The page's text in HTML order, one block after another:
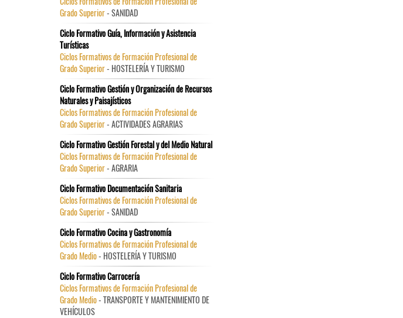
Grado Superior- SANIDAD
Ciclo Formativo Guía, Información y Asistencia
Turísticas
Ciclos Formativos de Formación Profesional de
Grado Superior- HOSTELERÍA Y TURISMO
Ciclo Formativo Gestión y Organización de Recursos
Naturales y Paisajísticos
Ciclos Formativos de Formación Profesional de
Grado Superior- ACTIVIDADES AGRARIAS
Ciclo Formativo Gestión Forestal y del Medio Natural
Ciclos Formativos de Formación Profesional de
Grado Superior- AGRARIA
Ciclo Formativo Documentación Sanitaria
Ciclos Formativos de Formación Profesional de
Grado Superior- SANIDAD
Ciclo Formativo Cocina y Gastronomía
Ciclos Formativos de Formación Profesional de
Grado Medio- HOSTELERÍA Y TURISMO
Ciclo Formativo Carrocería
Ciclos Formativos de Formación Profesional de
Grado Medio- TRANSPORTE Y MANTENIMIENTO DE
VEHÍCULOS